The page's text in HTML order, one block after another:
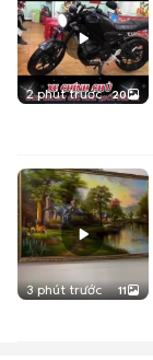
2 phút trước 20
3 phút trước 11